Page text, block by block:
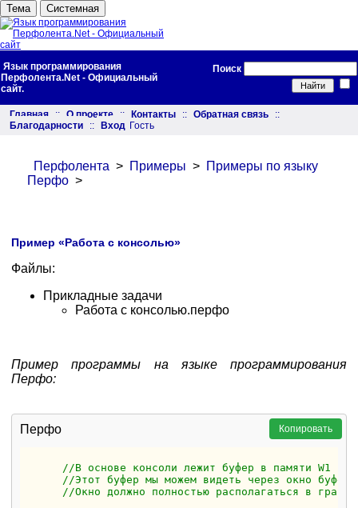
Тема Системная
Язык программирования
Перфолента.Net - Официальный
сайт.
Поиск
Главная :: О проекте :: Контакты :: Обратная связь
::
Благодарности
:: Вход Гость
Перфолента > Примеры > Примеры по языку
Перфо >
Пример «Работа с консолью»
Файлы:
Прикладные задачи
Работа с консолью.перфо
Пример программы на языке программирования
Перфо:
Перфо Копировать
//В основе консоли лежит буфер в памяти W1 на
//Этот буфер мы можем видеть через окно
//Окно должно полностью располагаться в